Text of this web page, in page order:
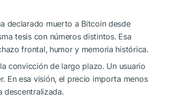
declarado muerto a Bitcoin desde
tesis con números distintos. Esa
frontal, humor y memoria histórica.
convicción de largo plazo. Un usuario
En esa visión, el precio importa menos
descentralizada.